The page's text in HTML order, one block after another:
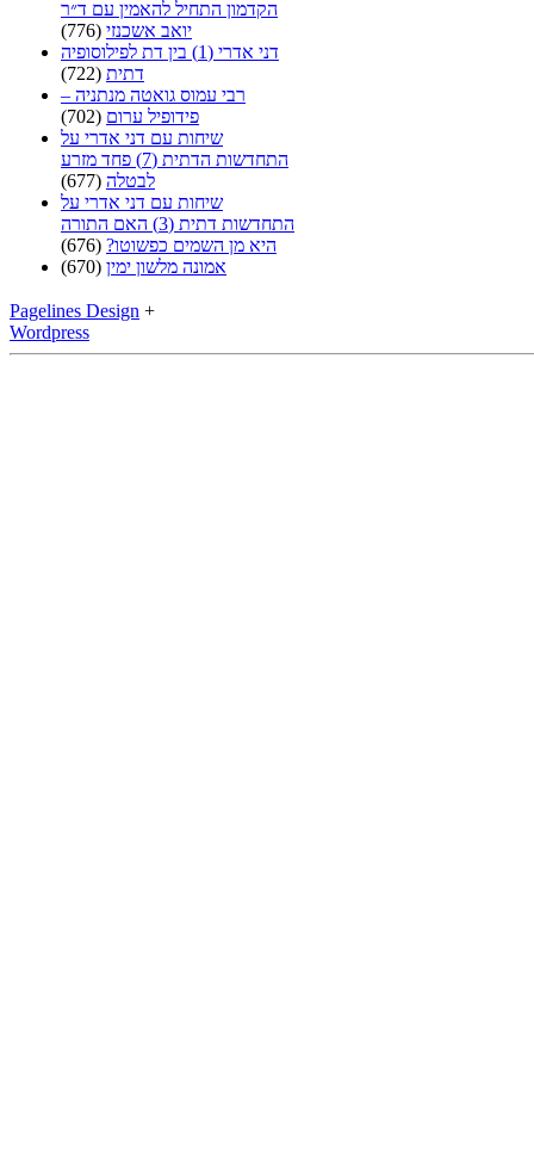
הקדמון התחיל להאמין עם ד״ר
יואב אשכנזי (776)
דני אדרי (1) בין דת לפילוסופיה
דתית (722)
רבי עמוס גואטה מנתניה –
פידופיל ערום (702)
שיחות עם דני אדרי על
התחדשות הדתית (7) פחד מזרע
לבטלה (677)
שיחות עם דני אדרי על
התחדשות דתית (3) האם התורה
היא מן השמים כפשוטו? (676)
אמונה מלשון ימין (670)
Pagelines Design +
Wordpress